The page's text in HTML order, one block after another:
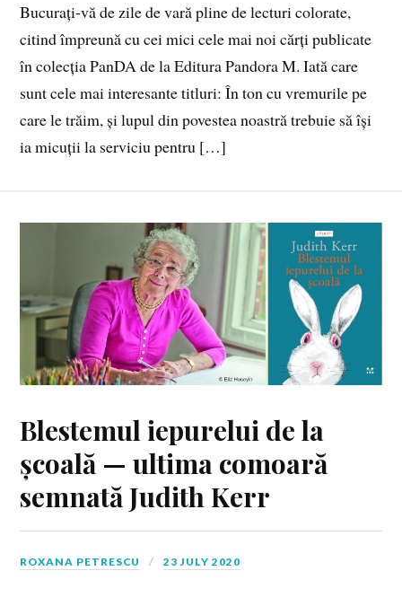
Bucurați-vă de zile de vară pline de lecturi colorate,
citind împreună cu cei mici cele mai noi cărți publicate
în colecția PanDA de la Editura Pandora M. Iată care
sunt cele mai interesante titluri: În ton cu vremurile pe
care le trăim, și lupul din povestea noastră trebuie să își
ia micuții la serviciu pentru […]
Blestemul iepurelui de la
școală — ultima comoară
semnată Judith Kerr
ROXANA PETRESCU 23 JULY 2020